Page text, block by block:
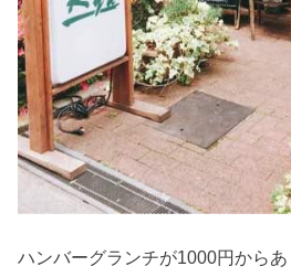
ハンバーグランチが1000円からあ